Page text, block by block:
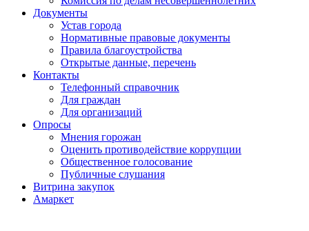
Документы
Устав города
Нормативные правовые документы
Правила благоустройства
Открытые данные, перечень
Контакты
Телефонный справочник
Для граждан
Для организаций
Опросы
Мнения горожан
Оценить противодействие коррупции
Общественное голосование
Публичные слушания
Витрина закупок
Амаркет